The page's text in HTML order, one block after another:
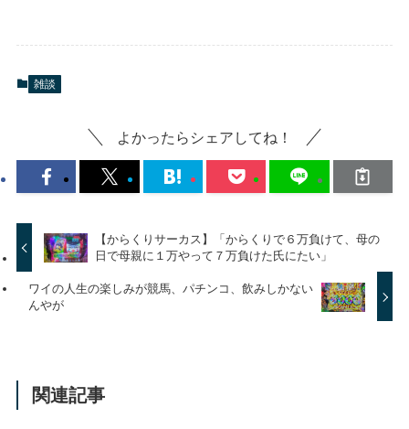
雑談
よかったらシェアしてね！
【からくりサーカス】「からくりで６万負けて、母の
日で母親に１万やって７万負けた氏にたい」
ワイの人生の楽しみが競馬、パチンコ、飲みしかない
んやが
関連記事